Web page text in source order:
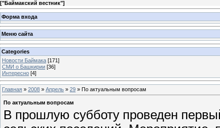
["Баймакский вестник"]
Форма входа
Меню сайта
Categories
Новости Баймака [171]
СМИ о Башкирии [36]
Интересно [4]
Главная » 2008 » Апрель » 29 » По актуальным вопросам
По актуальным вопросам
В прошлую субботу проведен